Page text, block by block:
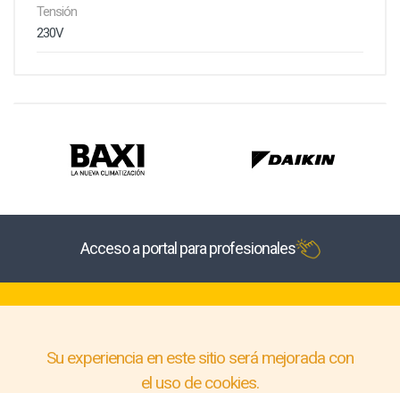
Tensión
230V
Acceso a portal para profesionales
Su experiencia en este sitio será mejorada con
el uso de cookies.